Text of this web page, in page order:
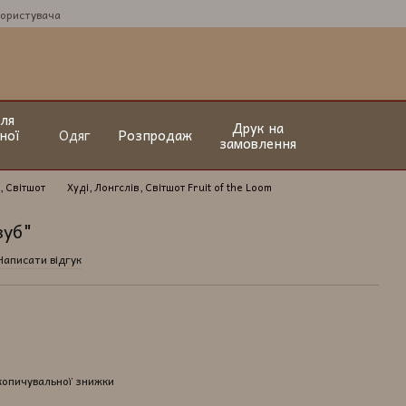
Одяг Розпродаж Друк на
замовлення
Світшот
Худі, Лонгслів, Світшот Fruit of the Loom
відгук
знижки